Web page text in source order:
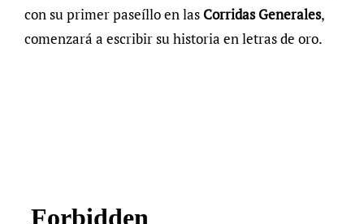
con su primer paseíllo en las Corridas Generales,
comenzará a escribir su historia en letras de oro.